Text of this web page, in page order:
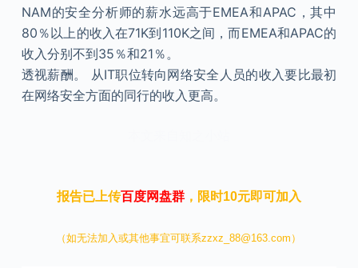
NAM的安全分析师的薪水远高于EMEA和APAC，其中
80％以上的收入在71K到110K之间，而EMEA和APAC的
收入分别不到35％和21％。
透视薪酬。 从IT职位转向网络安全人员的收入要比最初
在网络安全方面的同行的收入更高。
报告已上传百度网盘群，限时10元即可加入
（如无法加入或其他事宜可联系zzxz_88@163.com）